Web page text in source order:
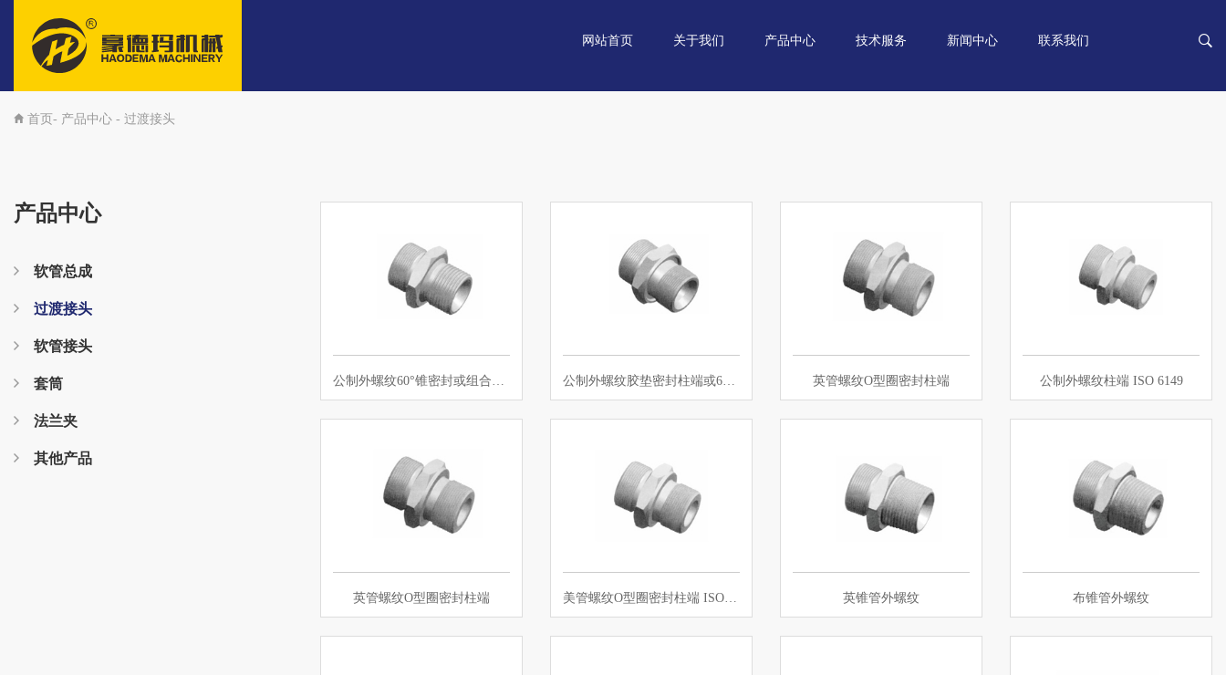
网站首页 关于我们 产品中心 技术服务 新闻中心 联系我们
首页- 产品中心 - 过渡接头
公制外螺纹60°锥密封或组合垫密封两… 公制外螺纹胶垫密封柱端或60°锥密封… 英管螺纹O型圈密封柱端 公制外螺纹柱端 ISO 6149
英管螺纹O型圈密封柱端 美管螺纹O型圈密封柱端 ISO 11926 英锥管外螺纹 布锥管外螺纹
产品中心
软管总成
过渡接头
软管接头
套筒
法兰夹
其他产品